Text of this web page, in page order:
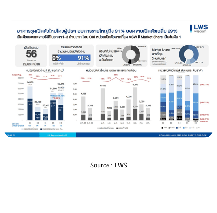
Source : LWS